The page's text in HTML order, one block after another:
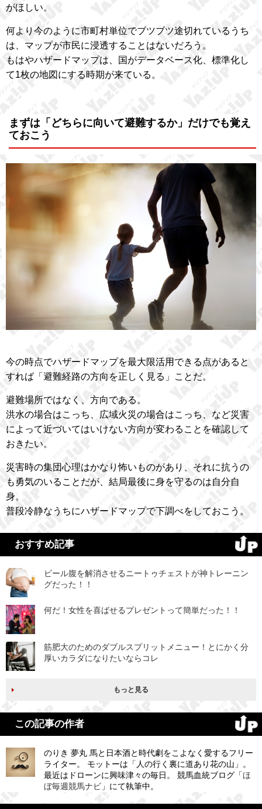
がほしい。
何より今のように市町村単位でブツブツ途切れているうち
は、マップが市民に浸透することはないだろう。
もはやハザードマップは、国がデータベース化、標準化し
て1枚の地図にする時期が来ている。
まずは「どちらに向いて避難するか」だけでも覚え
ておこう
今の時点でハザードマップを最大限活用できる点があると
すれば「避難経路の方向を正しく見る」ことだ。
避難場所ではなく、方向である。
洪水の場合はこっち、広域火災の場合はこっち、など災害
によって近づいてはいけない方向が変わることを確認して
おきたい。
災害時の集団心理はかなり怖いものがあり、それに抗うの
も勇気のいることだが、結局最後に身を守るのは自分自
身。
普段冷静なうちにハザードマップで下調べをしておこう。
おすすめ記事
ビール腹を解消させるニートゥチェストが神トレーニン
グだった！！
何だ！女性を喜ばせるプレゼントって簡単だった！！
筋肥大のためのダブルスプリットメニュー！とにかく分
厚いカラダになりたいならコレ
もっと見る
この記事の作者
のりき 夢丸 馬と日本酒と時代劇をこよなく愛するフリー
ライター。 モットーは「人の行く裏に道あり花の山」。
最近はドローンに興味津々の毎日。 競馬血統ブログ「ほ
ぼ毎週競馬ナビ 」にて執筆中。